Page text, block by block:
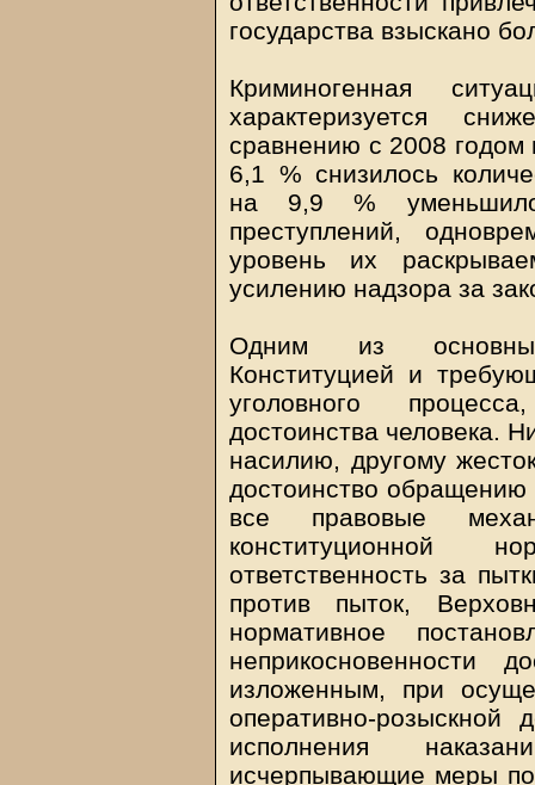
государства взыскано
Криминогенная
характеризуется
сравнению с 2008
6,1 % снизилось
на 9,9 %
преступлений,
уровень их
усилению надзора за
Одним из
Конституцией и
уголовного
достоинства человека.
насилию, другому
достоинство
все правовые
конституционной
ответственность за
против пыток,
нормативное
неприкосновенности
изложенным, при
оперативно-розыскной
исполнения
исчерпывающие меры